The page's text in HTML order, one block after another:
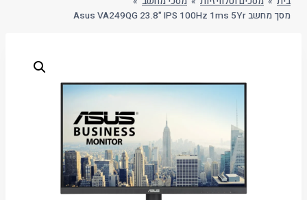
מסך מחשב Asus VA249QG 23.8" IPS 100Hz 1ms 5Yr